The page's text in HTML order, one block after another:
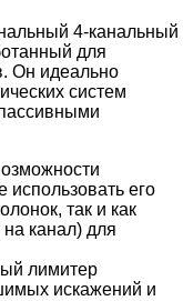
4-канальный
для
Он идеально
систем
его
так и как
канал) для
лимитер
искажений и